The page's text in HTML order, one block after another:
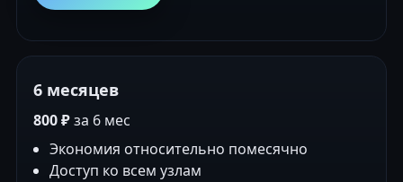
6 месяцев
800 ₽за 6 мес
Экономия относительно помесячно
Доступ ко всем узлам